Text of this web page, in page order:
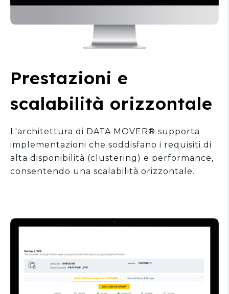
Prestazioni e
scalabilità orizzontale
L'architettura di DATA MOVER® supporta
implementazioni che soddisfano i requisiti di
alta disponibilità (clustering) e performance,
consentendo una scalabilità orizzontale.